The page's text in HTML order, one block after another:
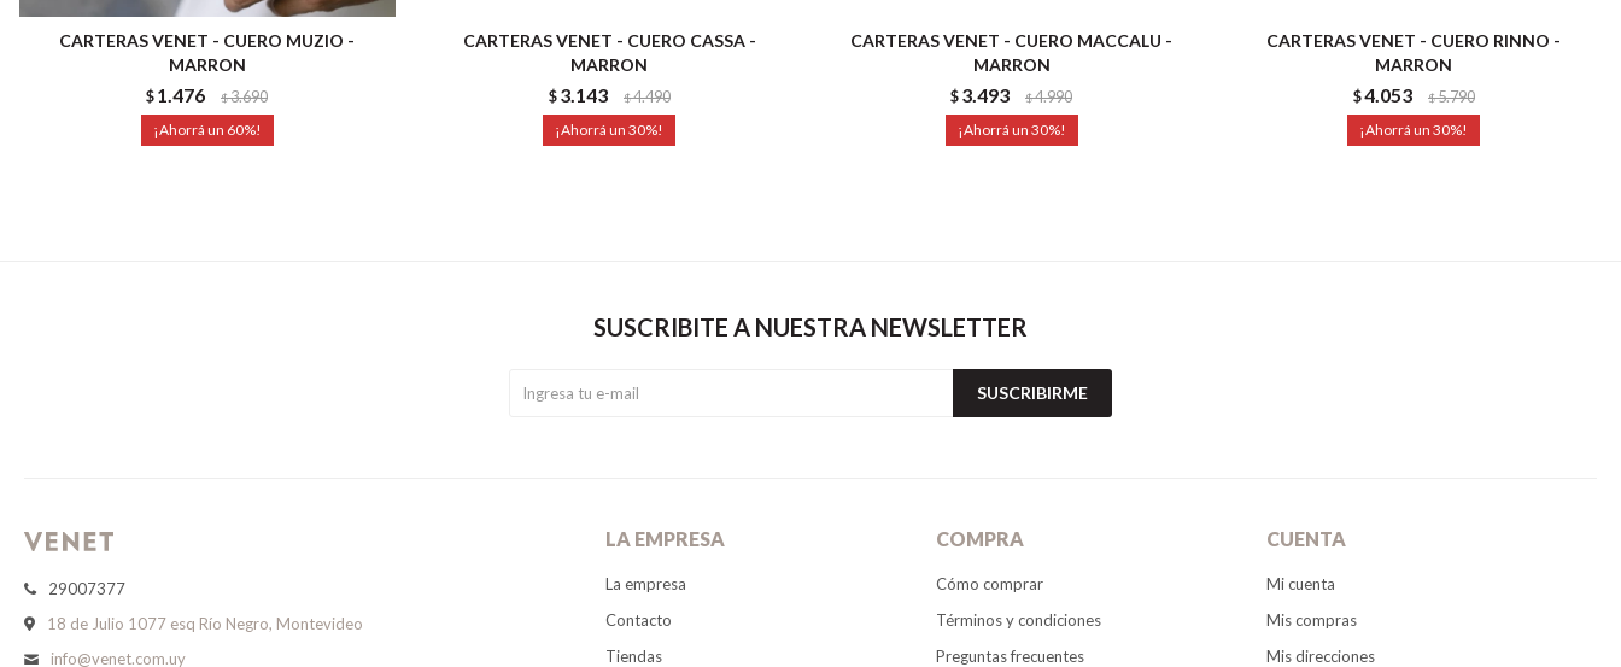
CARTERAS VENET - CUERO MUZIO -
MARRON
$1.476 $3.690
60
CARTERAS VENET - CUERO CASSA -
MARRON
$ 3.143 $4.490
30
CARTERAS VENET - CUERO MACCALU -
MARRON
$3.493 $4.990
30
CARTERAS VENET - CUERO RINNO -
MARRON
$4.053 $5.790
30
29007377
18 de Julio 1077 esq Río Negro, Montevideo
info@venet.com.uy
LA EMPRESA
La empresa
Contacto
Tiendas
COMPRA
Cómo comprar
Términos y condiciones
Preguntas frecuentes
CUENTA
Mi cuenta
Mis compras
Mis direcciones
SUSCRIBITE A NUESTRA NEWSLETTER
SUSCRIBIRME